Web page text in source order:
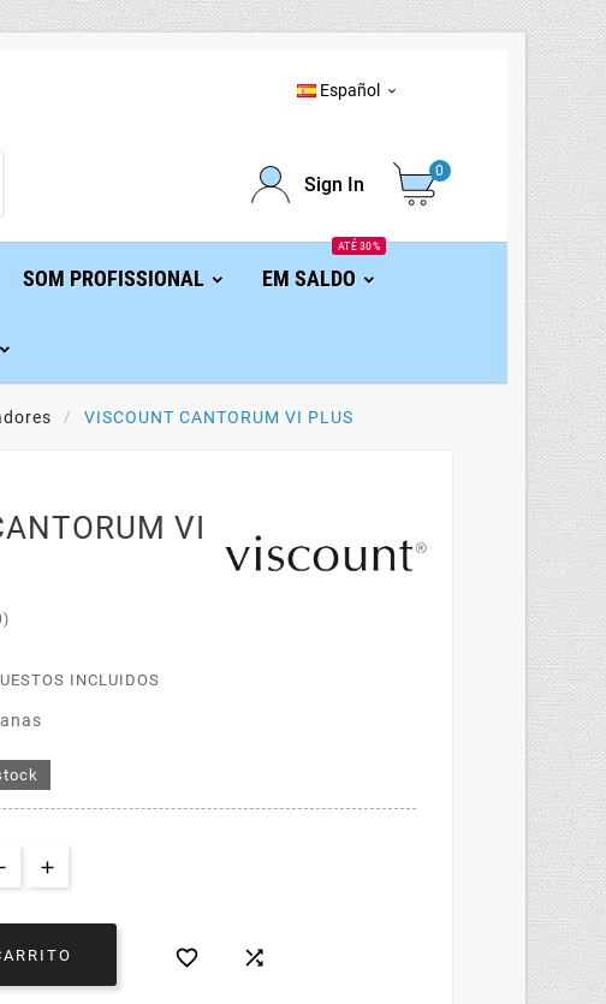
Español 
Sign In
0
SOM PROFISSIONAL EM SALDO
ATÉ 30%
VISCOUNT CANTORUM VI PLUS
VI
INCLUIDOS
 